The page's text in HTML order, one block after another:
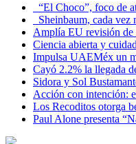
“El Choco”, foco de
Sheinbaum, cada vez
Amplía EU revisión de
Ciencia abierta y
Impulsa UAEMéx un
Cayó 2.2% la llegada
Sidora y Sol
Acción con intención:
Los Recoditos otorga
Paul Alone presenta